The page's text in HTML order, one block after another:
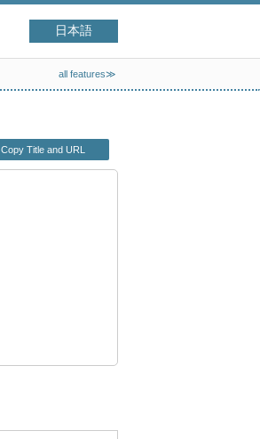
日本語
all features≫
Copy Title and URL